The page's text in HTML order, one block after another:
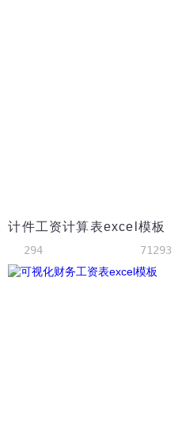
计件工资计算表excel模板
294 71293